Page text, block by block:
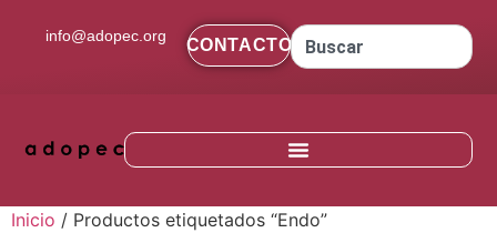
info@adopec.org CONTACTO
Inicio / Productos etiquetados “Endo”